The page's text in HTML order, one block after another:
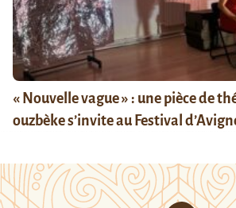
« Nouvelle vague » : une pièce de
ouzbèke s’invite au Festival